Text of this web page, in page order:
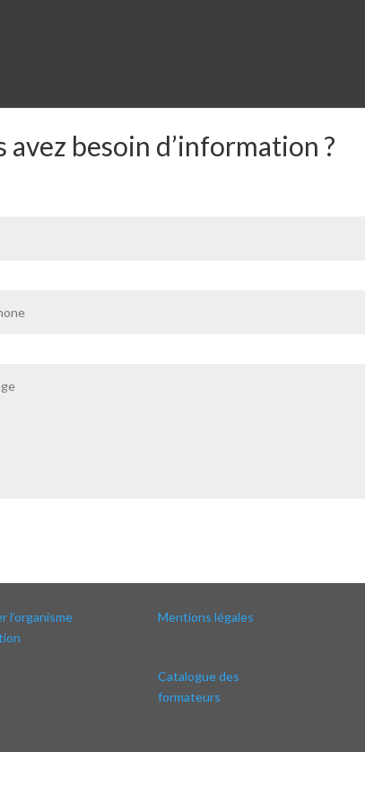
avez besoin d’information ?
l’organisme
Mentions légales
Catalogue des
formateurs